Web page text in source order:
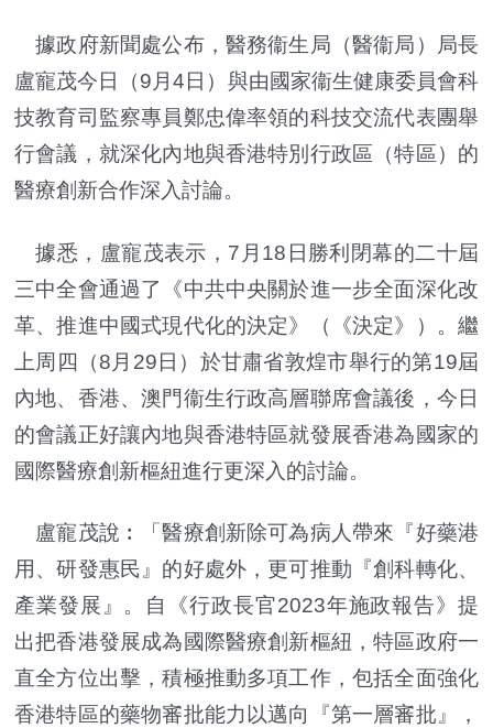
據政府新聞處公布，醫務衞生局（醫衞局）局長
盧寵茂今日（9月4日）與由國家衞生健康委員會科
技教育司監察專員鄭忠偉率領的科技交流代表團舉
行會議，就深化內地與香港特別行政區（特區）的
醫療創新合作深入討論。
據悉，盧寵茂表示，7月18日勝利閉幕的二十屆
三中全會通過了《中共中央關於進一步全面深化改
革、推進中國式現代化的決定》（《決定》）。繼
上周四（8月29日）於甘肅省敦煌市舉行的第19屆
內地、香港、澳門衞生行政高層聯席會議後，今日
的會議正好讓內地與香港特區就發展香港為國家的
國際醫療創新樞紐進行更深入的討論。
盧寵茂說︰「醫療創新除可為病人帶來『好藥港
用、研發惠民』的好處外，更可推動『創科轉化、
產業發展』。自《行政長官2023年施政報告》提
出把香港發展成為國際醫療創新樞紐，特區政府一
直全方位出擊，積極推動多項工作，包括全面強化
香港特區的藥物審批能力以邁向『第一層審批』，